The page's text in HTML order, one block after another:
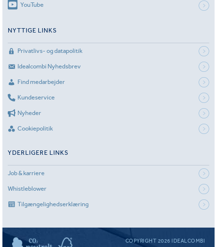
YouTube
NYTTIGE LINKS
Privatlivs- og datapolitik
Idealcombi Nyhedsbrev
Find medarbejder
Kundeservice
Nyheder
Cookiepolitik
YDERLIGERE LINKS
Job & karriere
Whistleblower
Tilgængelighedserklæring
COPYRIGHT 2026 IDEALCOMBI